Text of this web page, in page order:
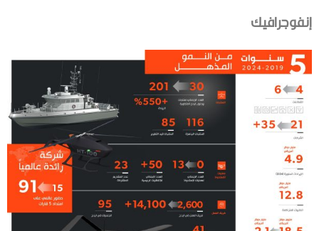
إنفوجرافيك